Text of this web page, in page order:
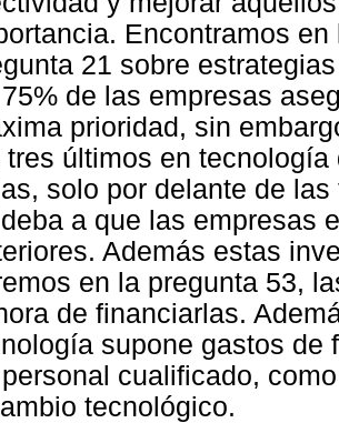
Encontramos
21 sobre
de las empresas
prioridad, sin
tres últimos en
solo por delante de
a que las empresas
Además estas
en la pregunta 53,
de financiarlas.
supone gastos de
cualificado,
tecnológico.